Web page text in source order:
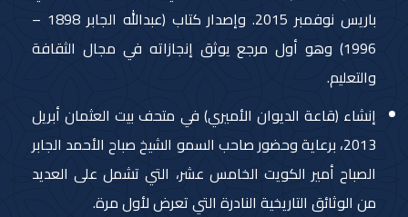
باريس نوفمبر 2015. وإصدار كتاب (عبدالله الجابر 1898 –
1996) وهو أول مرجع يوثق إنجازاته في مجال الثقافة
والتعليم.
إنشاء (قاعة الديوان الأميري) في متحف بيت العثمان أبريل
2013، برعاية وحضور صاحب السمو الشيخ صباح الأحمد الجابر
الصباح أمير الكويت الخامس عشر، التي تشمل على العديد
من الوثائق التاريخية النادرة التي تعرض لأول مرة.